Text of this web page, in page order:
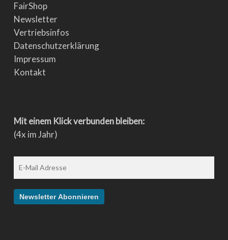
FairShop
Newsletter
Vertriebsinfos
Datenschutzerklärung
Impressum
Kontakt
Mit einem Klick verbunden bleiben:
(4x im Jahr)